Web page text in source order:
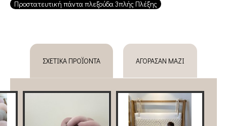
Προστατευτική πάντα πλεξούδα 3πλής Πλέξης
ΣΧΕΤΙΚΆ ΠΡΟΪΌΝΤΑ ΑΓΌΡΑΣΑΝ ΜΑΖΊ